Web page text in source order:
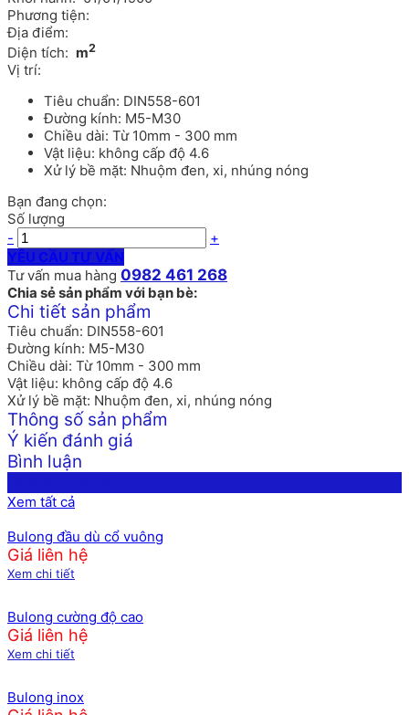
Phương tiện:
Địa điểm:
Diện tích: m2
Vị trí:
Tiêu chuẩn: DIN558-601
Đường kính: M5-M30
Chiều dài: Từ 10mm - 300 mm
Vật liệu: không cấp độ 4.6
Xử lý bề mặt: Nhuộm đen, xi, nhúng nóng
Bạn đang chọn:
Số lượng
-
+
YÊU CẦU TƯ VẤN
Tư vấn mua hàng 0982 461 268
Chia sẻ sản phẩm với bạn bè:
Chi tiết sản phẩm
Tiêu chuẩn: DIN558-601
Đường kính: M5-M30
Chiều dài: Từ 10mm - 300 mm
Vật liệu: không cấp độ 4.6
Xử lý bề mặt: Nhuộm đen, xi, nhúng nóng
Thông số sản phẩm
Ý kiến đánh giá
Bình luận
Xem tất cả
Bulong đầu dù cổ vuông
Giá liên hệ
Xem chi tiết
Bulong cường độ cao
Giá liên hệ
Xem chi tiết
Bulong inox